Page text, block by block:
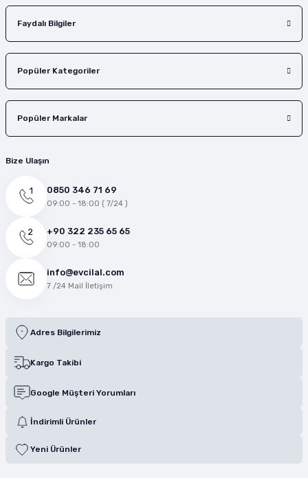
Faydalı Bilgiler
Popüler Kategoriler
Popüler Markalar
Bize Ulaşın
0850 346 71 69
09:00 - 18:00 ( 7/24 )
+90 322 235 65 65
09:00 - 18:00
info@evcilal.com
7 /24 Mail İletişim
Adres Bilgilerimiz
Kargo Takibi
Google Müşteri Yorumları
İndirimli Ürünler
Yeni Ürünler